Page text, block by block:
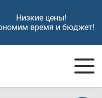
Низкие цены!
время и бюджет!